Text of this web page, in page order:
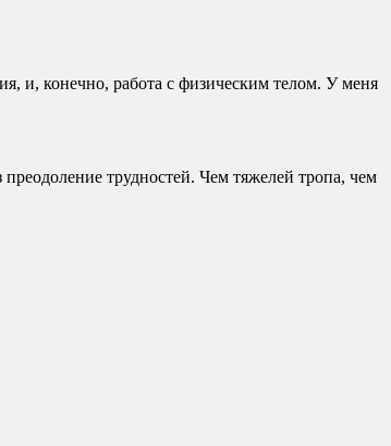
и, конечно, работа с физическим телом. У меня
трудностей. Чем тяжелей тропа, чем